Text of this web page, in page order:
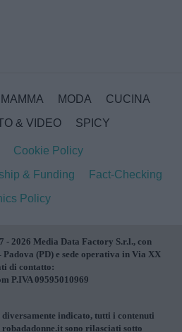
MAMMA MODA
CUCINA
& VIDEO SPICY
Cookie Policy
& Funding
Fact-Checking
Policy
2026 Media Data Factory S.r.l., con
(PD) e sede operativa in Via XX
di contatto:
P.IVA 09595010969
diversamente indicato, tutti i contenuti
robadadonne.it sono rilasciati sotto